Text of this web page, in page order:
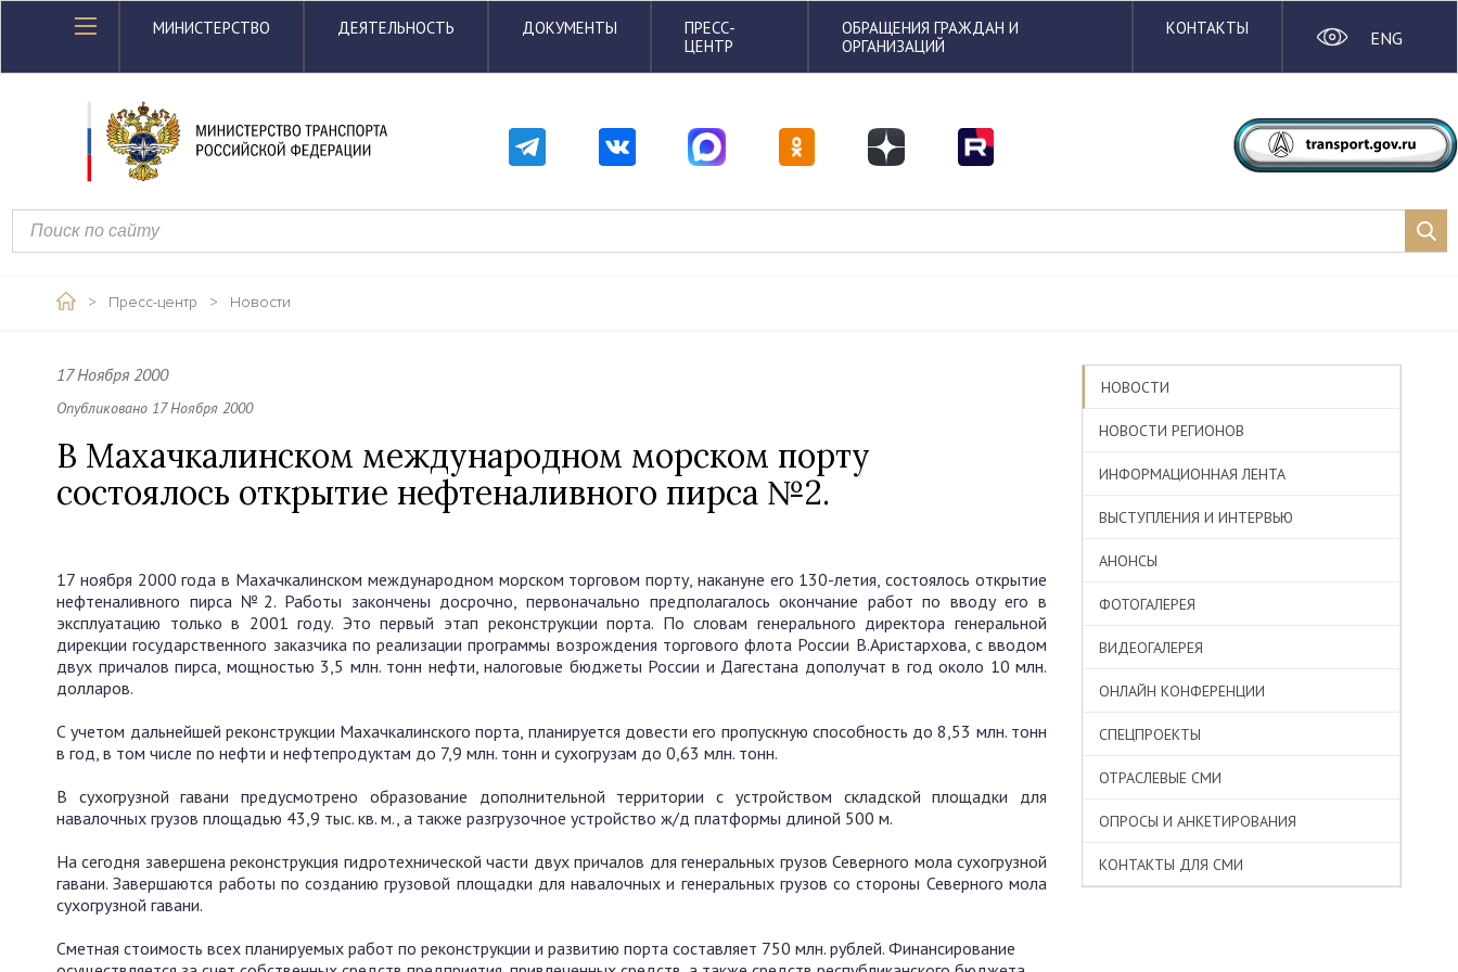
МИНИСТЕРСТВО ДЕЯТЕЛЬНОСТЬ ДОКУМЕНТЫ
ПРЕСС-
ЦЕНТР
ОБРАЩЕНИЯ ГРАЖДАН И
ОРГАНИЗАЦИЙ
КОНТАКТЫ ENG
> Пресс-центр > Новости
17 Ноября 2000
Опубликовано 17 Ноября 2000
В Махачкалинском международном морском порту
состоялось открытие нефтеналивного пирса №2.
17 ноября 2000 года в Махачкалинском международном морском торговом порту, накануне его 130-летия, состоялось открытие
нефтеналивного пирса №2. Работы закончены досрочно, первоначально предполагалось окончание работ по вводу его в
эксплуатацию только в 2001 году. Это первый этап реконструкции порта. По словам генерального директора генеральной
дирекции государственного заказчика по реализации программы возрождения торгового флота России В.Аристархова, с вводом
двух причалов пирса, мощностью 3,5 млн. тонн нефти, налоговые бюджеты России и Дагестана дополучат в год около 10 млн.
долларов.
С учетом дальнейшей реконструкции Махачкалинского порта, планируется довести его пропускную способность до 8,53 млн. тонн
в год, в том числе по нефти и нефтепродуктам до 7,9 млн. тонн и сухогрузам до 0,63 млн. тонн.
В сухогрузной гавани предусмотрено образование дополнительной территории с устройством складской площадки для
навалочных грузов площадью 43,9 тыс. кв. м., а также разгрузочное устройство ж/д платформы длиной 500 м.
На сегодня завершена реконструкция гидротехнической части двух причалов для генеральных грузов Северного мола сухогрузной
гавани. Завершаются работы по созданию грузовой площадки для навалочных и генеральных грузов со стороны Северного мола
сухогрузной гавани.
Сметная стоимость всех планируемых работ по реконструкции и развитию порта составляет 750 млн. рублей. Финансирование
НОВОСТИ
НОВОСТИ РЕГИОНОВ
ИНФОРМАЦИОННАЯ ЛЕНТА
ВЫСТУПЛЕНИЯ И ИНТЕРВЬЮ
АНОНСЫ
ФОТОГАЛЕРЕЯ
ВИДЕОГАЛЕРЕЯ
ОНЛАЙН КОНФЕРЕНЦИИ
СПЕЦПРОЕКТЫ
ОТРАСЛЕВЫЕ СМИ
ОПРОСЫ И АНКЕТИРОВАНИЯ
КОНТАКТЫ ДЛЯ СМИ